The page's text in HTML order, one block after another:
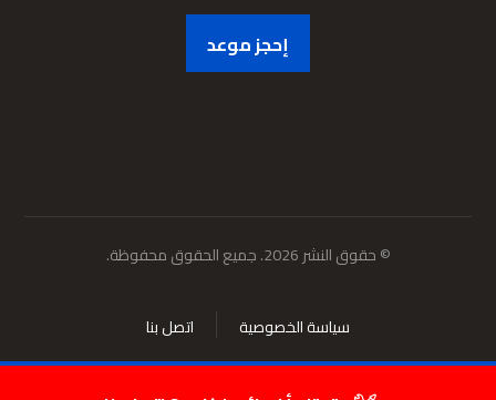
إحجز موعد
© حقوق النشر 2026. جميع الحقوق محفوظة.
اتصل بنا سياسة الخصوصية